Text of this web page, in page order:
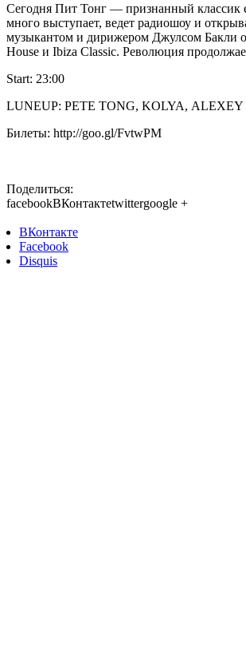
Сегодня Пит Тонг — признанный классик
много выступает, ведет радиошоу и
музыкантом и дирижером Джулсом Бакли
House и Ibiza Classic. Революция
Start: 23:00
LUNEUP: PETE TONG, KOLYA,
Билеты: http://goo.gl/FvtwPM
Поделиться:
facebookВКонтактеtwittergoogle +
ВКонтакте
Facebook
Disquis